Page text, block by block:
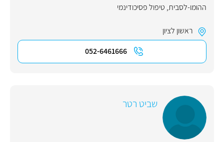
ההומו-לסבית, טיפול פסיכודינמי
ראשון לציון
052-6461666
שביט רטר